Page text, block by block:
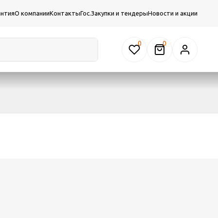
О компанииКонтактыГос.Закупки и тендерыНовости и акции
0